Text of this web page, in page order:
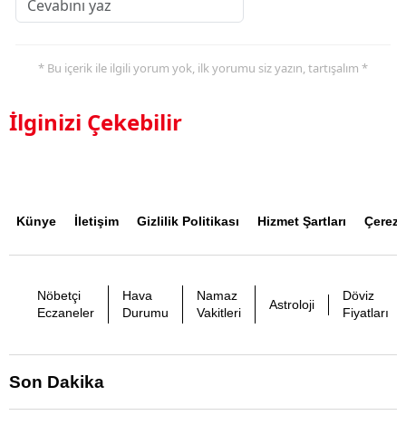
* Bu içerik ile ilgili yorum yok, ilk yorumu siz yazın, tartışalım *
İlginizi Çekebilir
Künye İletişim Gizlilik Politikası Hizmet Şartları Çerez
Nöbetçi
Eczaneler
Hava
Durumu
Namaz
Vakitleri
Astroloji
Döviz
Fiyatları
Son Dakika